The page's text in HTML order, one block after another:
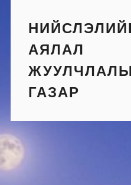
content
АЯЛАЛ
ГАЗАР